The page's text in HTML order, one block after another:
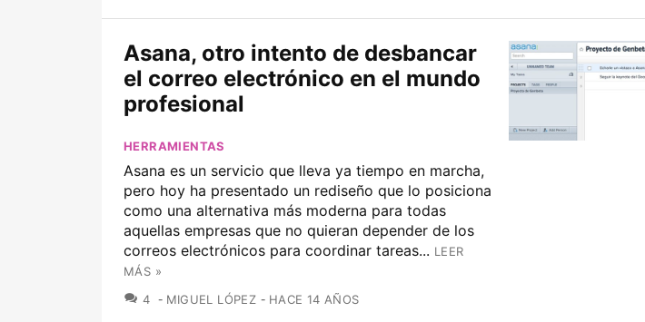
Asana, otro intento de desbancar
el correo electrónico en el mundo
profesional
HERRAMIENTAS
Asana es un servicio que lleva ya tiempo en marcha,
pero hoy ha presentado un rediseño que lo posiciona
como una alternativa más moderna para todas
aquellas empresas que no quieran depender de los
correos electrónicos para coordinar tareas... LEER
MÁS »
4 COMENTARIOS
MIGUEL LÓPEZ HACE 14 AÑOS